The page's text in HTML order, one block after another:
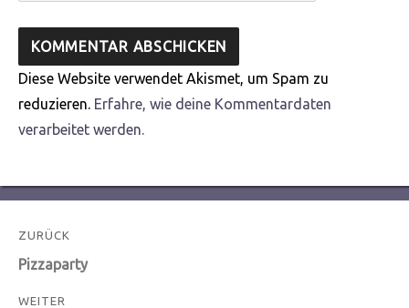
Diese Website verwendet Akismet, um Spam zu
reduzieren. Erfahre, wie deine Kommentardaten
verarbeitet werden.
Beitragsnavigation
ZURÜCK
Vorheriger
Pizzaparty
WEITER